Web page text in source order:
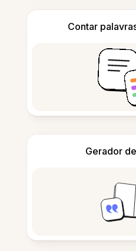
Contar
Gerador